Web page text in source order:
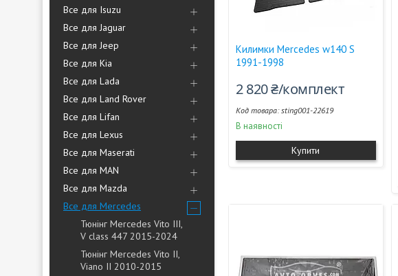
Все для Isuzu
Все для Jaguar
Все для Jeep
Все для Kia
Все для Lada
Все для Land Rover
Все для Lifan
Все для Lexus
Все для Maserati
Все для MAN
Все для Mazda
Все для Mercedes
Тюнінг Mercedes Vito III,
V class 447 2015-2024
Тюнінг Mercedes Vito II,
Viano II 2010-2015
Килимки Mercedes w140 S
1991-1998
2 820 ₴/комплект
sting001-22619
В наявності
Купити